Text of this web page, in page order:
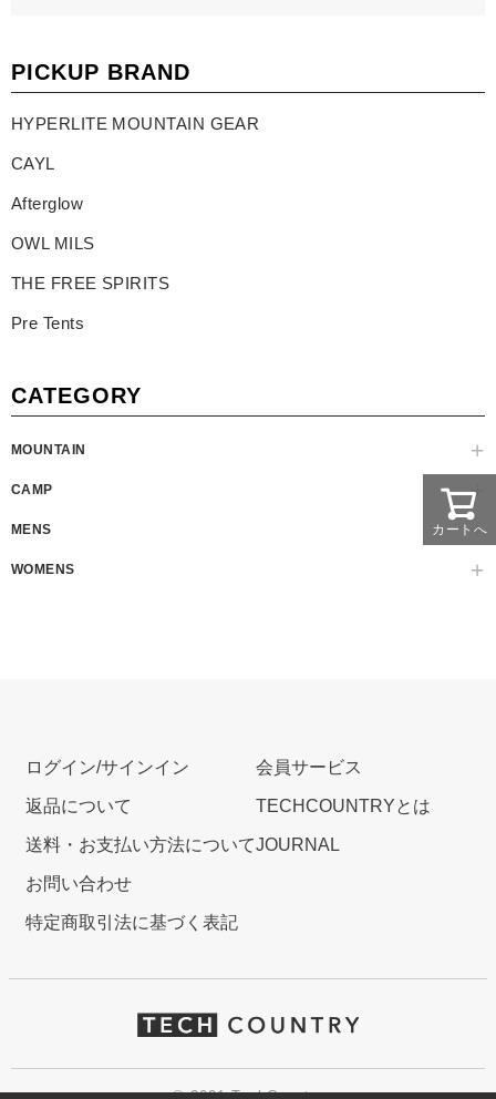
PICKUP BRAND
HYPERLITE MOUNTAIN GEAR
CAYL
Afterglow
OWL MILS
THE FREE SPIRITS
Pre Tents
CATEGORY
MOUNTAIN
CAMP
MENS
WOMENS
カートへ
ログイン/サインイン
返品について
送料・お支払い方法について
お問い合わせ
特定商取引法に基づく表記
会員サービス
TECHCOUNTRYとは
JOURNAL